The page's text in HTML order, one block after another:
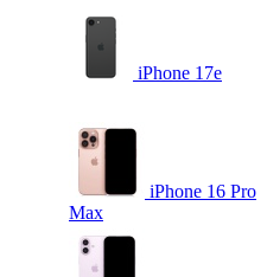
iPhone 17e
iPhone 16 Pro
Max